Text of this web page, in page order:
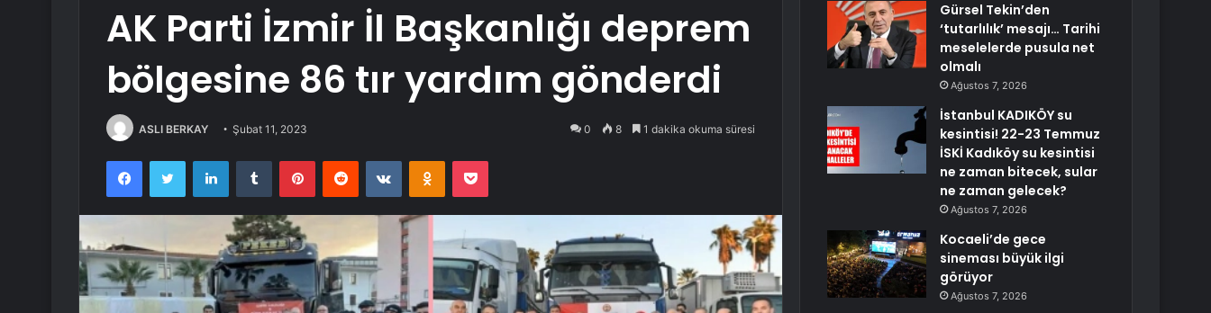
AK Parti İzmir İl Başkanlığı deprem
bölgesine 86 tır yardım gönderdi
ASLI BERKAY Şubat 11, 2023 0 8 1 dakika okuma süresi
FacebookTwitter LinkedInTumblr PinterestReddit VKontakteOdnoklassniki
Pocket
Gürsel Tekin’den
‘tutarlılık’ mesajı… Tarihi
meselelerde pusula net
olmalı
Ağustos 7, 2026
İstanbul KADIKÖY su
kesintisi! 22-23 Temmuz
İSKİ Kadıköy su kesintisi
ne zaman bitecek, sular
ne zaman gelecek?
Ağustos 7, 2026
Kocaeli’de gece
sineması büyük ilgi
görüyor
Ağustos 7, 2026